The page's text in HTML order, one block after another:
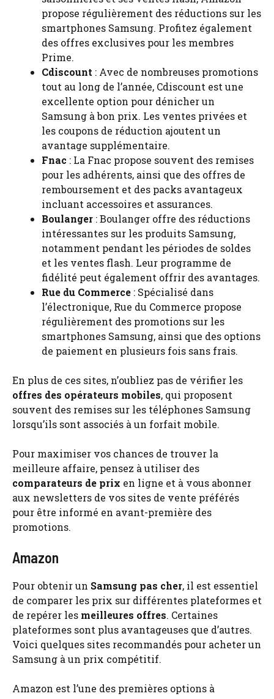
propose régulièrement des réductions sur les
smartphones Samsung. Profitez également
des offres exclusives pour les membres
Prime.
Cdiscount : Avec de nombreuses promotions
tout au long de l’année, Cdiscount est une
excellente option pour dénicher un
Samsung à bon prix. Les ventes privées et
les coupons de réduction ajoutent un
avantage supplémentaire.
Fnac : La Fnac propose souvent des remises
pour les adhérents, ainsi que des offres de
remboursement et des packs avantageux
incluant accessoires et assurances.
Boulanger : Boulanger offre des réductions
intéressantes sur les produits Samsung,
notamment pendant les périodes de soldes
et les ventes flash. Leur programme de
fidélité peut également offrir des avantages.
Rue du Commerce : Spécialisé dans
l’électronique, Rue du Commerce propose
régulièrement des promotions sur les
smartphones Samsung, ainsi que des options
de paiement en plusieurs fois sans frais.
En plus de ces sites, n’oubliez pas de vérifier les
offres des opérateurs mobiles, qui proposent
souvent des remises sur les téléphones Samsung
lorsqu’ils sont associés à un forfait mobile.
Pour maximiser vos chances de trouver la
meilleure affaire, pensez à utiliser des
comparateurs de prix en ligne et à vous abonner
aux newsletters de vos sites de vente préférés
pour être informé en avant-première des
promotions.
Amazon
Pour obtenir un Samsung pas cher, il est essentiel
de comparer les prix sur différentes plateformes et
de repérer les meilleures offres. Certaines
plateformes sont plus avantageuses que d’autres.
Voici quelques sites recommandés pour acheter un
Samsung à un prix compétitif.
Amazon est l’une des premières options à